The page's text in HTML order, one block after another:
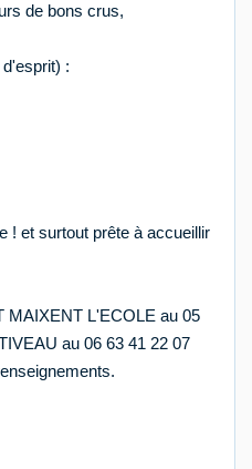
de bons crus,
:
! et surtout prête à accueillir
MAIXENT L'ECOLE au 05
au 06 63 41 22 07